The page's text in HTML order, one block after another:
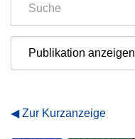
Publikation anzeigen
Zur Kurzanzeige